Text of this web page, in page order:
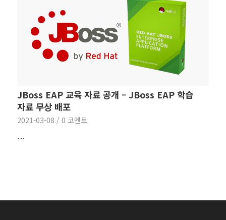
JBoss EAP 교육 자료 공개 – JBoss EAP 학습
자료 무상 배포
2021-03-08 / 0 코멘트
…